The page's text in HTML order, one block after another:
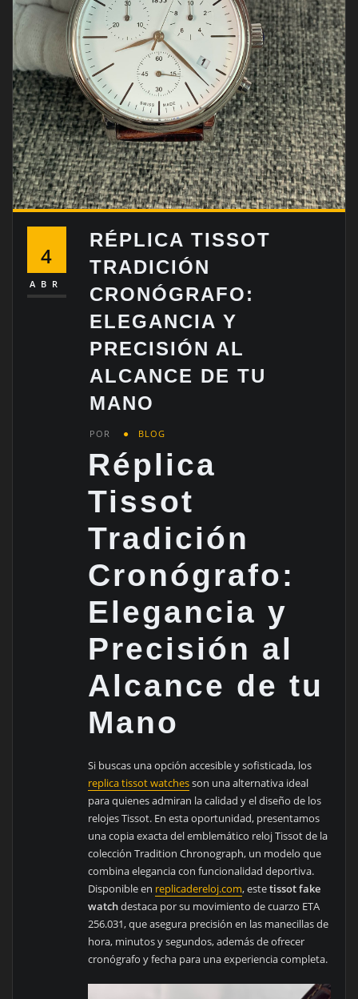
4
ABR
RÉPLICA TISSOT
TRADICIÓN
CRONÓGRAFO:
ELEGANCIA Y
PRECISIÓN AL
ALCANCE DE TU
MANO
POR BLOG
Réplica
Tissot
Tradición
Cronógrafo:
Elegancia y
Precisión al
Alcance de tu
Mano
Si buscas una opción accesible y sofisticada, los
replica tissot watchesson una alternativa ideal
para quienes admiran la calidad y el diseño de los
relojes Tissot. En esta oportunidad, presentamos
una copia exacta del emblemático reloj Tissot de la
colección Tradition Chronograph, un modelo que
combina elegancia con funcionalidad deportiva.
Disponible en replicadereloj.com, estetissot fake
watchdestaca por su movimiento de cuarzo ETA
256.031, que asegura precisión en las manecillas de
hora, minutos y segundos, además de ofrecer
cronógrafo y fecha para una experiencia completa.